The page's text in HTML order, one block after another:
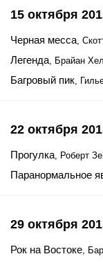
15 октября
Черная месса,
Легенда, Брайан
Багровый пик,
22 октября
Прогулка, Роберт
Паранормальное
29 октября
Рок на Востоке,